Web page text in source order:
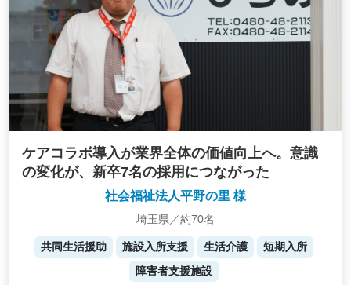
ケアコラボ導入が業界全体の価値向上へ。意識
の変化が、新卒7名の採用につながった
社会福祉法人平野の里 様
埼玉県／約70名
共同生活援助 施設入所支援 生活介護
短期入所
障害者支援施設